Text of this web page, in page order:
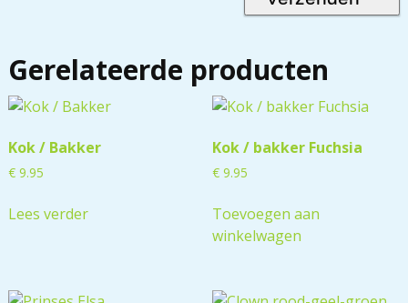
Gerelateerde producten
Kok / Bakker
€9.95
Lees verder
Kok / bakker Fuchsia
€9.95
Toevoegen aan
winkelwagen